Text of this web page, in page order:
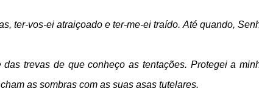
ter-vos-ei atraiçoado e ter-me-ei traído. Até quando,
trevas de que conheço as tentações. Protegei a
as sombras com as suas asas tutelares.